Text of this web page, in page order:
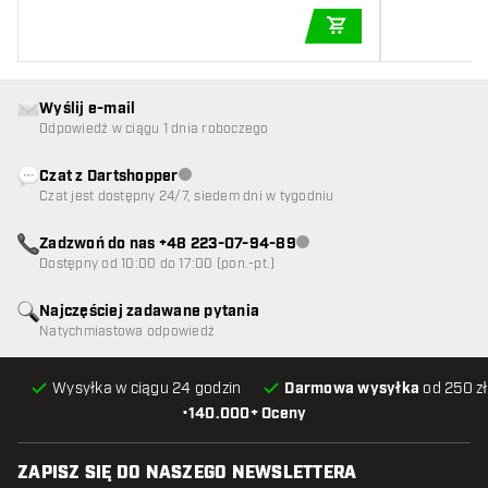
•140.000+ Oceny
Wysyłka w ciągu 24 godzin Darmowa wysyłka od 250
Najczęściej zadawane pytania
Natychmiastowa odpowiedź
Wyślij e-mail
Odpowiedź w ciągu 1 dnia roboczego
Czat z DartshopperObsługa klienta niedostępna
Czat jest dostępny 24/7, siedem dni w tygodniu
Zadzwoń do nas +48 223-07-94-89Obsługa klienta niedostępna
Dostępny od 10:00 do 17:00 (pon.-pt.)
ZAPISZ SIĘ DO NASZEGO NEWSLETTERA